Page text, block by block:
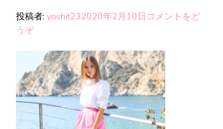
投稿者: yoshit232020年2月10日 コメントをど
うぞ(ス
ー
ン
シ
ョ